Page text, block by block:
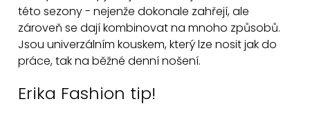
á
d
a
í
této sezony - nejenže dokonale zahřejí, ale
zároveň se dají kombinovat na mnoho způsobů.
Jsou univerzálním kouskem, který lze nosit jak do
práce, tak na běžné denní nošení.
Erika Fashion tip!